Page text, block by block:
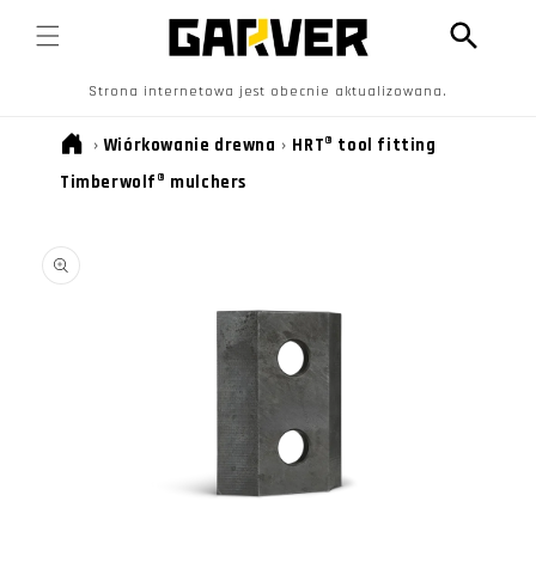
DO
TREŚCI
Strona internetowa jest obecnie aktualizowana.
› Wiórkowanie drewna › HRT® tool fitting
Timberwolf® mulchers
INFORMACJI